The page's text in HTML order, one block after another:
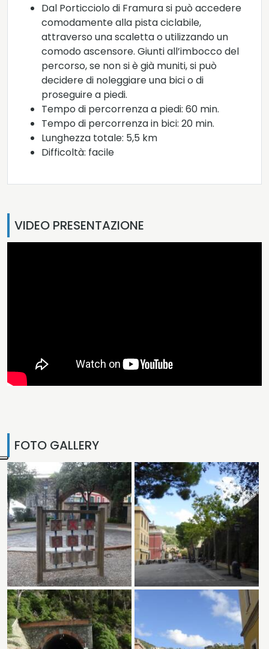
Dal Porticciolo di Framura si può accedere
comodamente alla pista ciclabile,
attraverso una scaletta o utilizzando un
comodo ascensore. Giunti all’imbocco del
percorso, se non si è già muniti, si può
decidere di noleggiare una bici o di
proseguire a piedi.
Tempo di percorrenza a piedi: 60 min.
Tempo di percorrenza in bici: 20 min.
Lunghezza totale: 5,5 km
Difficoltà: facile
VIDEO PRESENTAZIONE
FOTO GALLERY